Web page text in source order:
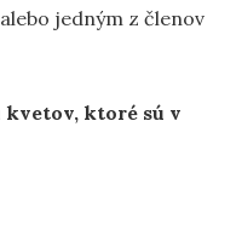
jedným z členov
kvetov, ktoré sú v